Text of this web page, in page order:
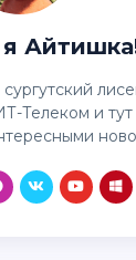
Телеком и тут